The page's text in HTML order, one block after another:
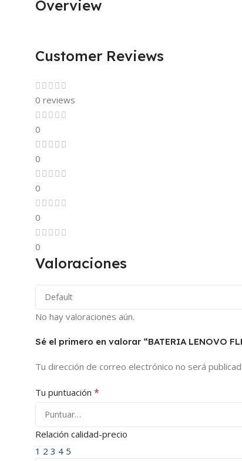
Overview
Customer Reviews
0 reviews
0
0
0
0
0
Valoraciones
No hay valoraciones aún.
Sé el primero en valorar “BATERIA LENOVO
Tu dirección de correo electrónico no será
Tu puntuación *
Relación calidad-precio
1 2 3 4 5